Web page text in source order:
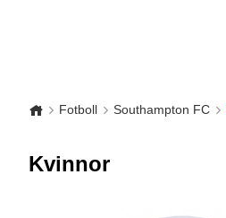
Fotboll Southampton FC
Kvinnor